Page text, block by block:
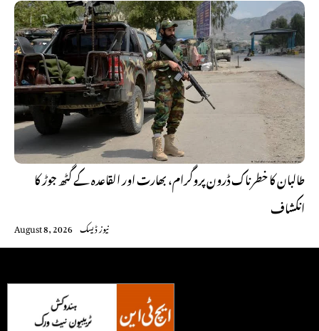
طالبان کا خطرناک ڈرون پروگرام، بھارت اور القاعدہ کے گٹھ جوڑ کا
انکشاف
August 8, 2026 نیوز ڈیسک